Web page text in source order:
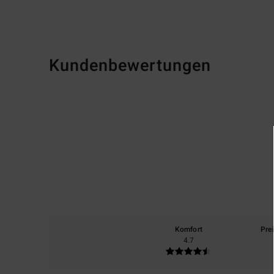
Kundenbewertungen
Komfort
4.7